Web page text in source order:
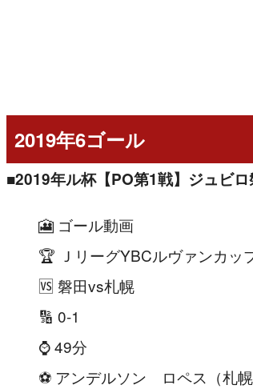
2019年6ゴール
■2019年ル杯【PO第1戦】ジュビロ
🎦 ゴール動画
🏆 ＪリーグYBCルヴァンカ
🆚 磐田vs札幌
🔢 0-1
⌚️ 49分
⚽️ アンデルソン ロペス（札幌